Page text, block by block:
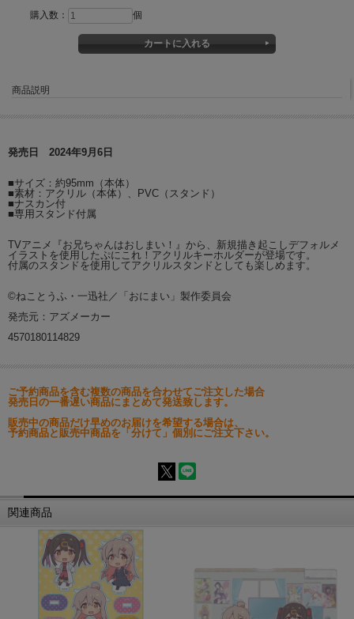
購入数： 個
商品説明
発売日 2024年9月6日
■サイズ：約95mm（本体）
■素材：アクリル（本体）、PVC（スタンド）
■ナスカン付
■専用スタンド付属
TVアニメ『お兄ちゃんはおしまい！』から、新規描き起こしデフォルメ
イラストを使用したぷにこれ！アクリルキーホルダーが登場です。
付属のスタンドを使用してアクリルスタンドとしても楽しめます。
©ねことうふ・一迅社／「おにまい」製作委員会
発売元：アズメーカー
4570180114829
ご予約商品を含む複数の商品を合わせてご注文した場合
発売日の一番遅い商品にまとめて発送致します。
販売中の商品だけ早めのお届けを希望する場合は、
予約商品と販売中商品を「分けて」個別にご注文下さい。
関連商品